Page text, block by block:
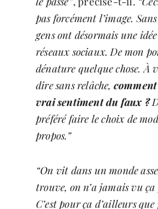
pas forcément l’image.
gens ont désormais une
réseaux sociaux. De mon
dénature quelque chose. À
dire sans relâche,
vrai sentiment du faux ?
préféré faire le choix de
propos.”
“On vit dans un monde
trouve, on n’a jamais vu ça
C’est pour ça d’ailleurs